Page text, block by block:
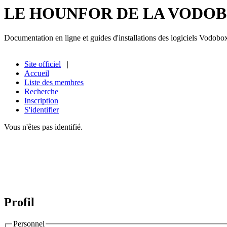
LE HOUNFOR DE LA
Documentation en ligne et guides d'installations des logiciels
Site officiel |
Accueil
Liste des membres
Recherche
Inscription
S'identifier
Vous n'êtes pas identifié.
Profil
Personnel